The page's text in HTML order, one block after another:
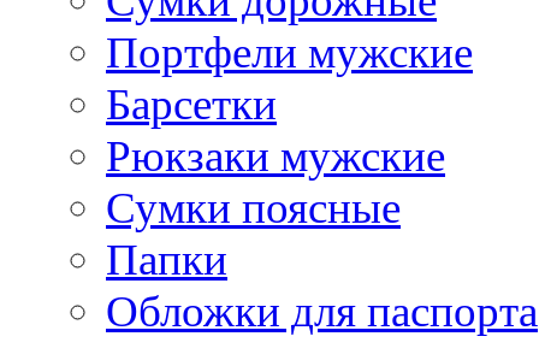
Портфели мужские
Барсетки
Рюкзаки мужские
Сумки поясные
Папки
Обложки для паспорта